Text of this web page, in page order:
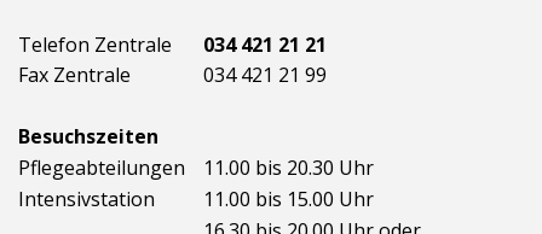
Telefon Zentrale
034 421 21 21
Fax Zentrale
034 421 21 99
Besuchszeiten
Pflegeabteilungen
11.00 bis 20.30 Uhr
Intensivstation
11.00 bis 15.00 Uhr